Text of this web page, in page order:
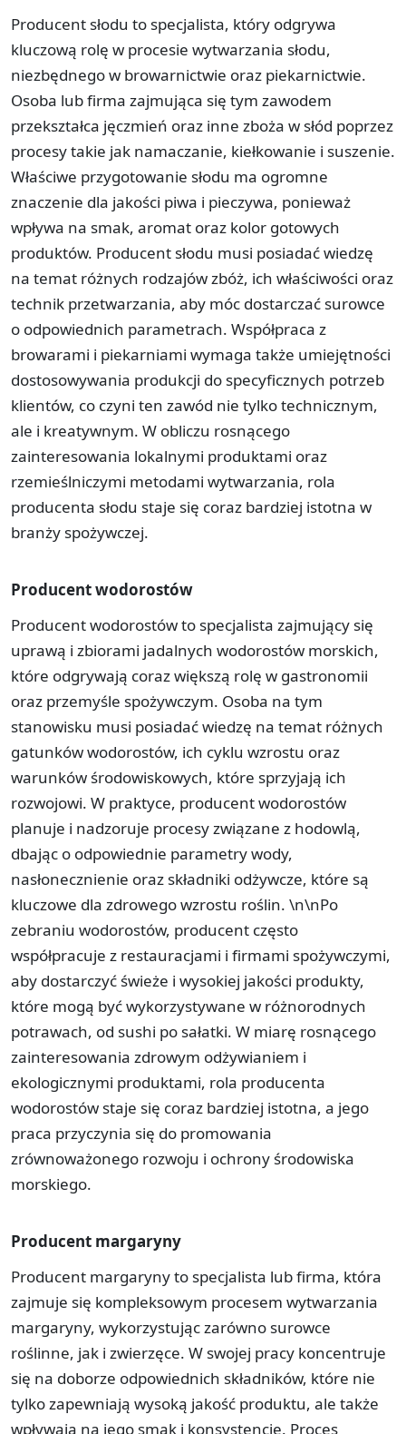
Producent słodu to specjalista, który odgrywa
kluczową rolę w procesie wytwarzania słodu,
niezbędnego w browarnictwie oraz piekarnictwie.
Osoba lub firma zajmująca się tym zawodem
przekształca jęczmień oraz inne zboża w słód poprzez
procesy takie jak namaczanie, kiełkowanie i suszenie.
Właściwe przygotowanie słodu ma ogromne
znaczenie dla jakości piwa i pieczywa, ponieważ
wpływa na smak, aromat oraz kolor gotowych
produktów. Producent słodu musi posiadać wiedzę
na temat różnych rodzajów zbóż, ich właściwości oraz
technik przetwarzania, aby móc dostarczać surowce
o odpowiednich parametrach. Współpraca z
browarami i piekarniami wymaga także umiejętności
dostosowywania produkcji do specyficznych potrzeb
klientów, co czyni ten zawód nie tylko technicznym,
ale i kreatywnym. W obliczu rosnącego
zainteresowania lokalnymi produktami oraz
rzemieślniczymi metodami wytwarzania, rola
producenta słodu staje się coraz bardziej istotna w
branży spożywczej.
Producent wodorostów
Producent wodorostów to specjalista zajmujący się
uprawą i zbiorami jadalnych wodorostów morskich,
które odgrywają coraz większą rolę w gastronomii
oraz przemyśle spożywczym. Osoba na tym
stanowisku musi posiadać wiedzę na temat różnych
gatunków wodorostów, ich cyklu wzrostu oraz
warunków środowiskowych, które sprzyjają ich
rozwojowi. W praktyce, producent wodorostów
planuje i nadzoruje procesy związane z hodowlą,
dbając o odpowiednie parametry wody,
nasłonecznienie oraz składniki odżywcze, które są
kluczowe dla zdrowego wzrostu roślin. \n\nPo
zebraniu wodorostów, producent często
współpracuje z restauracjami i firmami spożywczymi,
aby dostarczyć świeże i wysokiej jakości produkty,
które mogą być wykorzystywane w różnorodnych
potrawach, od sushi po sałatki. W miarę rosnącego
zainteresowania zdrowym odżywianiem i
ekologicznymi produktami, rola producenta
wodorostów staje się coraz bardziej istotna, a jego
praca przyczynia się do promowania
zrównoważonego rozwoju i ochrony środowiska
morskiego.
Producent margaryny
Producent margaryny to specjalista lub firma, która
zajmuje się kompleksowym procesem wytwarzania
margaryny, wykorzystując zarówno surowce
roślinne, jak i zwierzęce. W swojej pracy koncentruje
się na doborze odpowiednich składników, które nie
tylko zapewniają wysoką jakość produktu, ale także
wpływają na jego smak i konsystencję. Proces